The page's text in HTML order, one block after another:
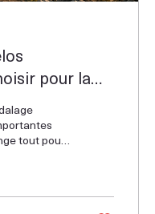
pour la
tout pour